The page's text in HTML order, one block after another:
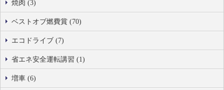
焼肉 (3)
ベストオブ燃費賞 (70)
エコドライブ (7)
省エネ安全運転講習 (1)
増車 (6)